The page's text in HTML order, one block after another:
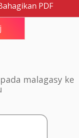
PDF
malagasy ke